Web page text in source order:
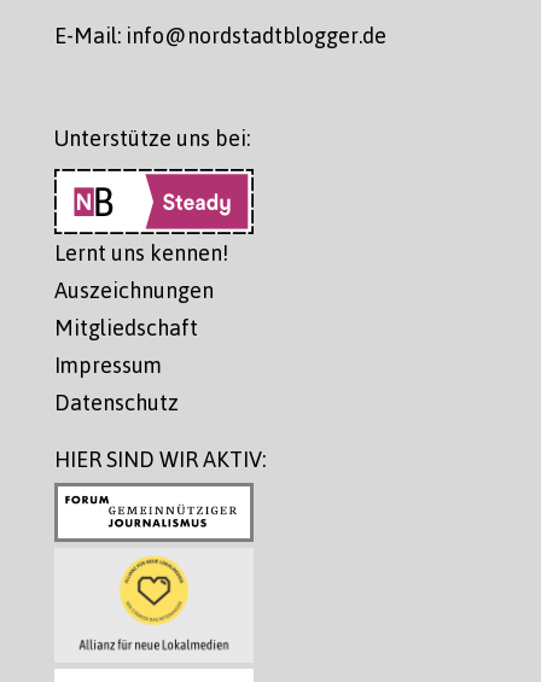
E-Mail: info@nordstadtblogger.de
Unterstütze uns bei:
Lernt uns kennen!
Auszeichnungen
Mitgliedschaft
Impressum
Datenschutz
HIER SIND WIR AKTIV: